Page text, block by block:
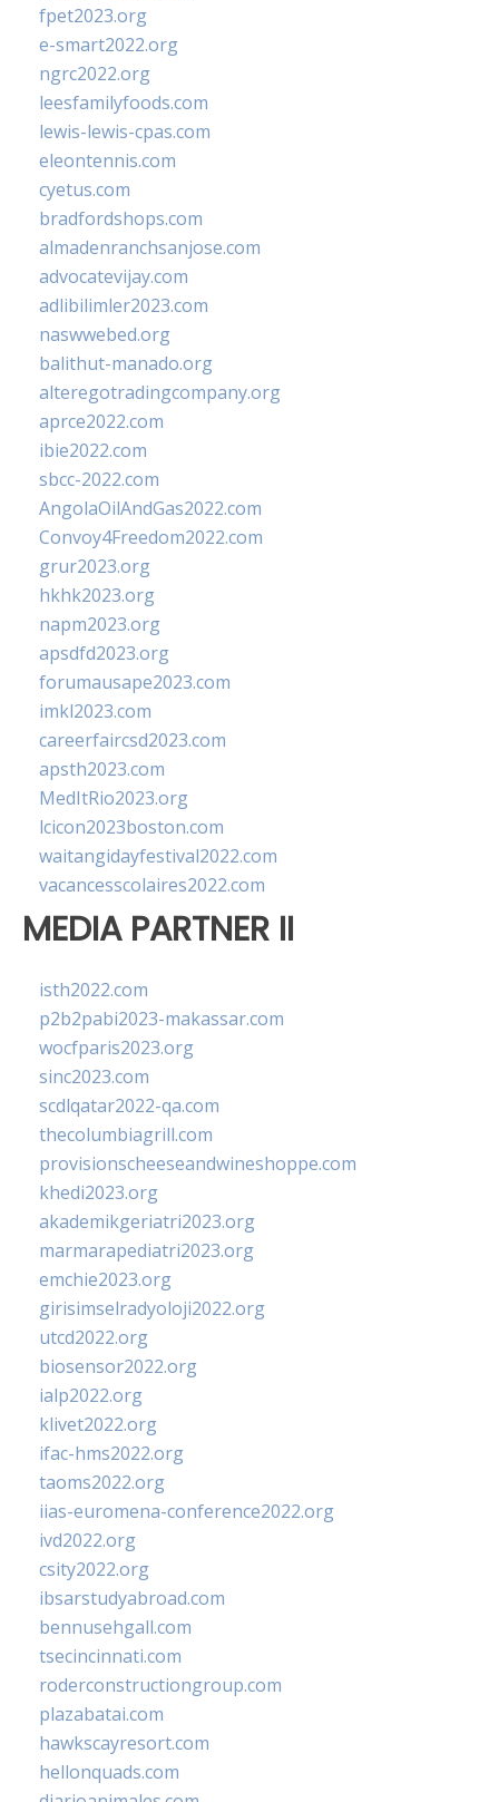
fpet2023.org
e-smart2022.org
ngrc2022.org
leesfamilyfoods.com
lewis-lewis-cpas.com
eleontennis.com
cyetus.com
bradfordshops.com
almadenranchsanjose.com
advocatevijay.com
adlibilimler2023.com
naswwebed.org
balithut-manado.org
alteregotradingcompany.org
aprce2022.com
ibie2022.com
sbcc-2022.com
AngolaOilAndGas2022.com
Convoy4Freedom2022.com
grur2023.org
hkhk2023.org
napm2023.org
apsdfd2023.org
forumausape2023.com
imkl2023.com
careerfaircsd2023.com
apsth2023.com
MedItRio2023.org
lcicon2023boston.com
waitangidayfestival2022.com
vacancesscolaires2022.com
MEDIA PARTNER II
isth2022.com
p2b2pabi2023-makassar.com
wocfparis2023.org
sinc2023.com
scdlqatar2022-qa.com
thecolumbiagrill.com
provisionscheeseandwineshoppe.com
khedi2023.org
akademikgeriatri2023.org
marmarapediatri2023.org
emchie2023.org
girisimselradyoloji2022.org
utcd2022.org
biosensor2022.org
ialp2022.org
klivet2022.org
ifac-hms2022.org
taoms2022.org
iias-euromena-conference2022.org
ivd2022.org
csity2022.org
ibsarstudyabroad.com
bennusehgall.com
tsecincinnati.com
roderconstructiongroup.com
plazabatai.com
hawkscayresort.com
hellonquads.com